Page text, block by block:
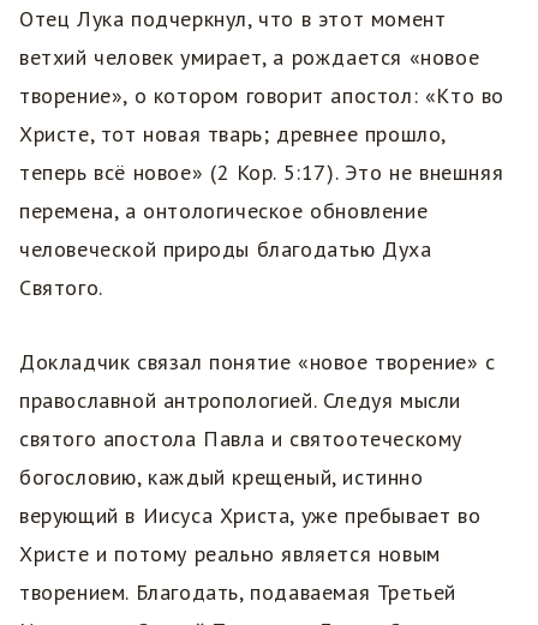
Отец Лука подчеркнул, что в этот момент
ветхий человек умирает, а рождается «новое
творение», о котором говорит апостол: «Кто во
Христе, тот новая тварь; древнее прошло,
теперь всё новое» (2 Кор. 5:17). Это не внешняя
перемена, а онтологическое обновление
человеческой природы благодатью Духа
Святого.
Докладчик связал понятие «новое творение» с
православной антропологией. Следуя мысли
святого апостола Павла и святоотеческому
богословию, каждый крещеный, истинно
верующий в Иисуса Христа, уже пребывает во
Христе и потому реально является новым
творением. Благодать, подаваемая Третьей